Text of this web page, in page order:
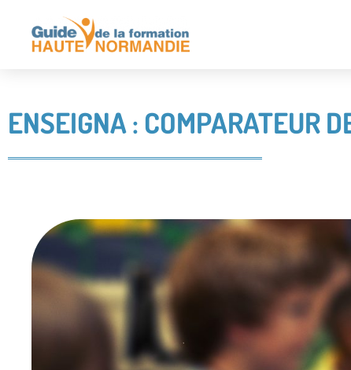
ENSEIGNA : COMPARATEUR